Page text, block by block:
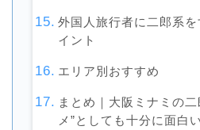
外国人旅行者に二郎系
イント
エリア別おすすめ
まとめ｜大阪ミナミの
メ”としても十分に面白い